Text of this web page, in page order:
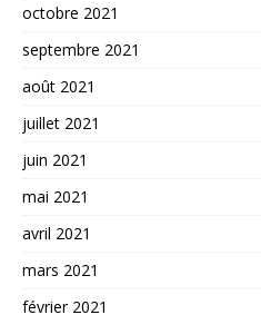
octobre 2021
septembre 2021
août 2021
juillet 2021
juin 2021
mai 2021
avril 2021
mars 2021
février 2021